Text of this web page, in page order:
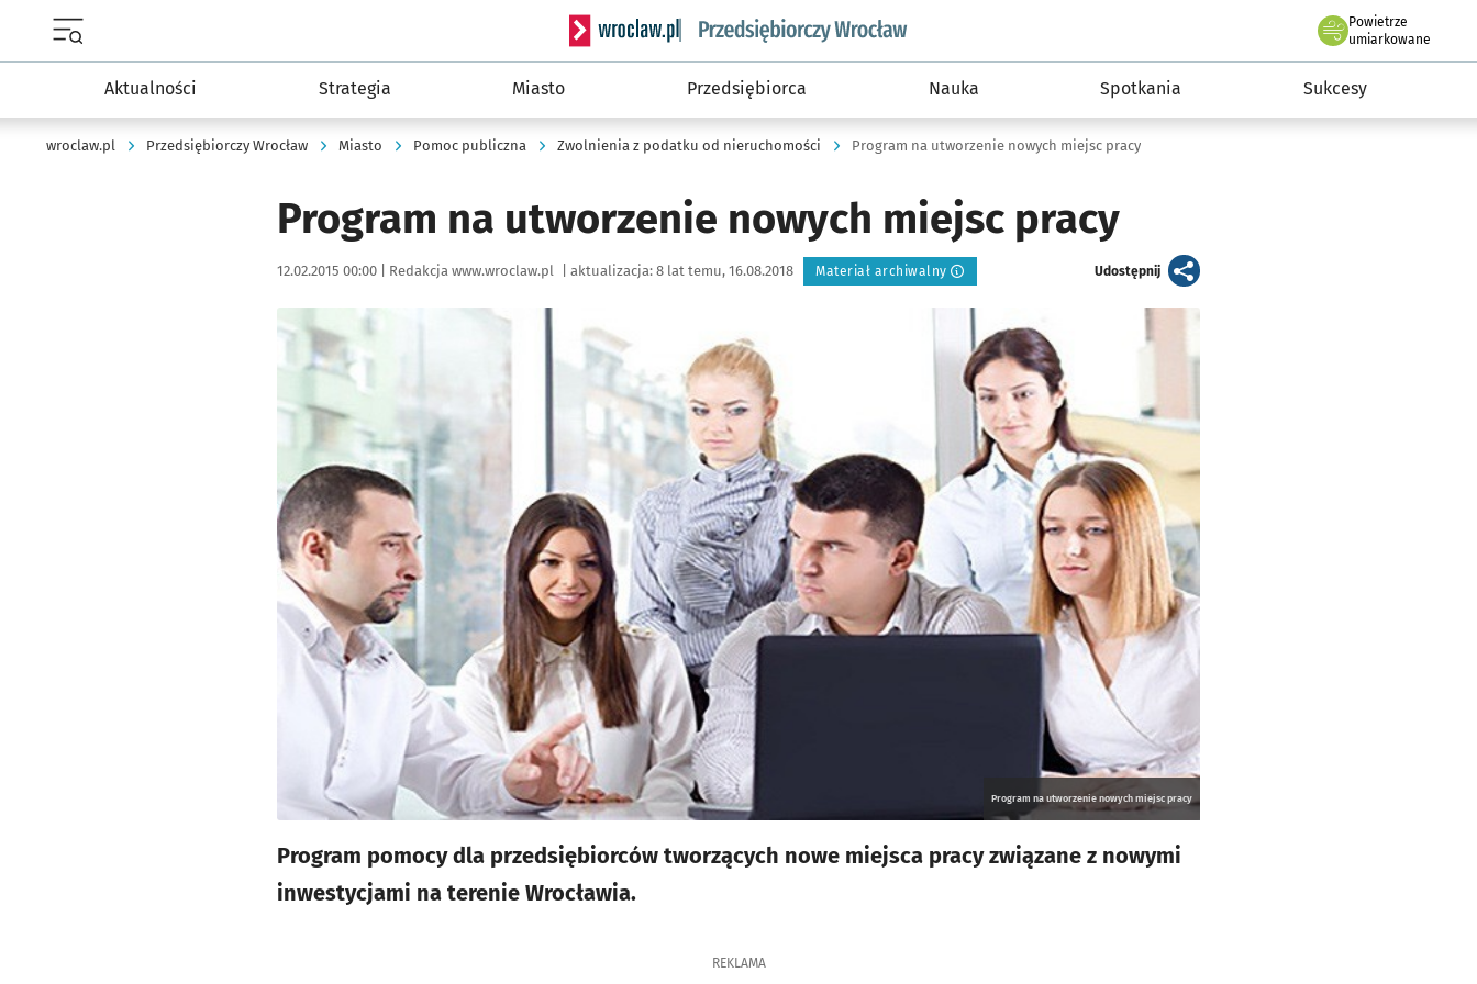
Serwis informacyjny wroclaw.pl podserwis: Strategia rozwoju przedsiębiorczości miasta Wrocławia
Powietrze
we Wrocławiu
umiarkowane
Aktualności Strategia Miasto Przedsiębiorca Nauka Spotkania Sukcesy
wroclaw.pl Przedsiębiorczy Wrocław Miasto Pomoc publiczna Zwolnienia z podatku od nieruchomości Program na utworzenie nowych miejsc pracy
Program na utworzenie nowych miejsc pracy
Data publikacji:
12.02.2015 00:00 | Autor:
Redakcja www.wroclaw.pl aktualizacja: 8 lat temu, 16.08.2018 Materiał archiwalny Udostępnijartykuł
Kliknij, aby powiększyć
Program na utworzenie nowych miejsc pracy
Program pomocy dla przedsiębiorców tworzących nowe miejsca pracy związane z nowymi
inwestycjami na terenie Wrocławia.
REKLAMA